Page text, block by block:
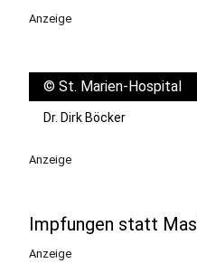
Anzeige
© St. Marien-Hospital
Dr. Dirk Böcker
Anzeige
Impfungen statt
Anzeige